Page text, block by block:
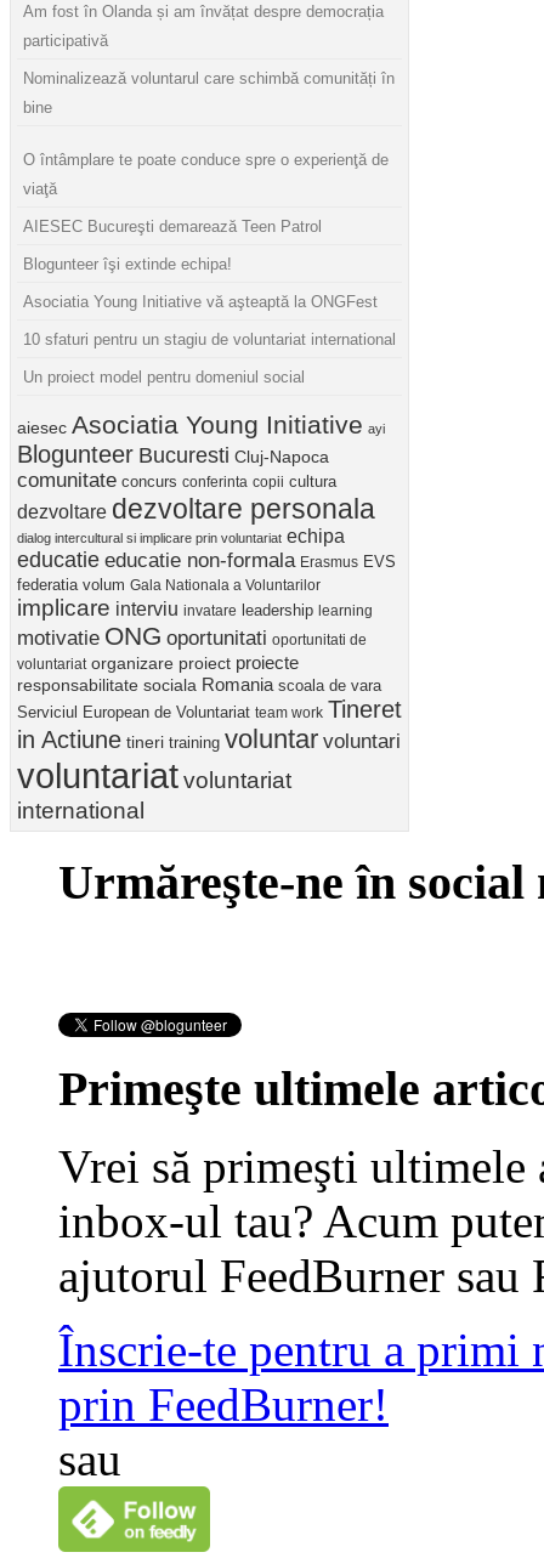
Am fost în Olanda și am învățat despre democrația
participativă
Nominalizează voluntarul care schimbă comunități în
bine
O întâmplare te poate conduce spre o experienţă de
viaţă
AIESEC Bucureşti demarează Teen Patrol
Blogunteer îşi extinde echipa!
Asociatia Young Initiative vă aşteaptă la ONGFest
10 sfaturi pentru un stagiu de voluntariat international
Un proiect model pentru domeniul social
aiesec Asociatia Young Initiative ayi
Blogunteer Bucuresti Cluj-Napoca
comunitate concurs conferinta copii cultura
dezvoltare dezvoltare personala
dialog intercultural si implicare prin voluntariat echipa
educatie educatie non-formala Erasmus EVS
federatia volum Gala Nationala a Voluntarilor
implicare interviu invatare leadership learning
motivatie ONG oportunitati oportunitati de
voluntariat organizare proiect proiecte
responsabilitate sociala Romania scoala de vara
Serviciul European de Voluntariat team work Tineret
in Actiune tineri training voluntar voluntari
voluntariatvoluntariat
international
Urmăreşte-ne în social
Primeşte ultimele
Vrei să primeşti
inbox-ul tau? Acum
ajutorul FeedBurner sau
Înscrie-te pentru a primi
prin FeedBurner!
sau